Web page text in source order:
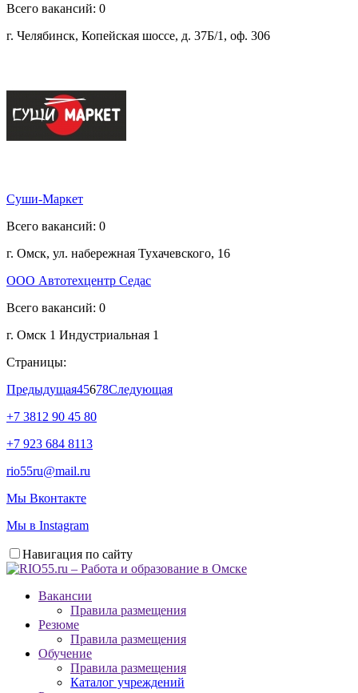
Всего вакансий: 0
г. Челябинск, Копейская шоссе, д. 37Б/1, оф. 306
Суши-Маркет
Всего вакансий: 0
г. Омск, ул. набережная Тухачевского, 16
ООО Автотехцентр Седас
Всего вакансий: 0
г. Омск 1 Индустриальная 1
Страницы:
Предыдущая45678Следующая
+7 3812 90 45 80
+7 923 684 8113
rio55ru@mail.ru
Мы Вконтакте
Мы в Instagram
Навигация по сайту
Вакансии
Правила размещения
Резюме
Правила размещения
Обучение
Правила размещения
Каталог учреждений